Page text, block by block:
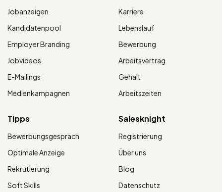
Jobanzeigen
Kandidatenpool
Employer Branding
Jobvideos
E-Mailings
Medienkampagnen
Karriere
Lebenslauf
Bewerbung
Arbeitsvertrag
Gehalt
Arbeitszeiten
Tipps
Bewerbungsgespräch
Optimale Anzeige
Rekrutierung
Soft Skills
Salesknight
Registrierung
Über uns
Blog
Datenschutz